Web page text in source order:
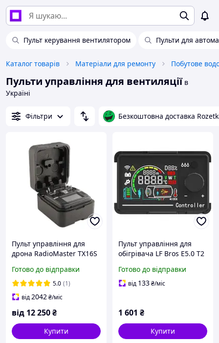
Пульт керування вентилятором Пульти для
Каталог товарів Матеріали для ремонту Побутове
Пульти управління для вентиляціїв
Україні
Фільтри Безкоштовна доставка
Пульт управління для
дрона RadioMaster TX16S
Готово до відправки
5.0 (1)
від2042₴/міс
від 12 250₴
Купити
Пульт управління для
обігрівача LF Bros E5.0 T2
Готово до відправки
від 133₴/міс
1 601 ₴
Купити